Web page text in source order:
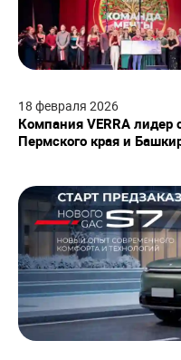
18 февраля 2026
Компания VERRA лидер
Пермского края и